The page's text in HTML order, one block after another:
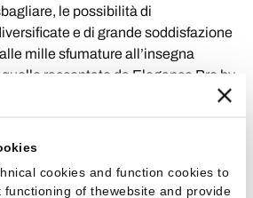
cookies and function cookies to
of thewebsite and provide
le possibilità di
e di grande soddisfazione
mille sfumature all’insegna
raccontate da Elegance Pro by
diventa protagonista di soluzioni
grigiofedeli all’autenticità ruvida